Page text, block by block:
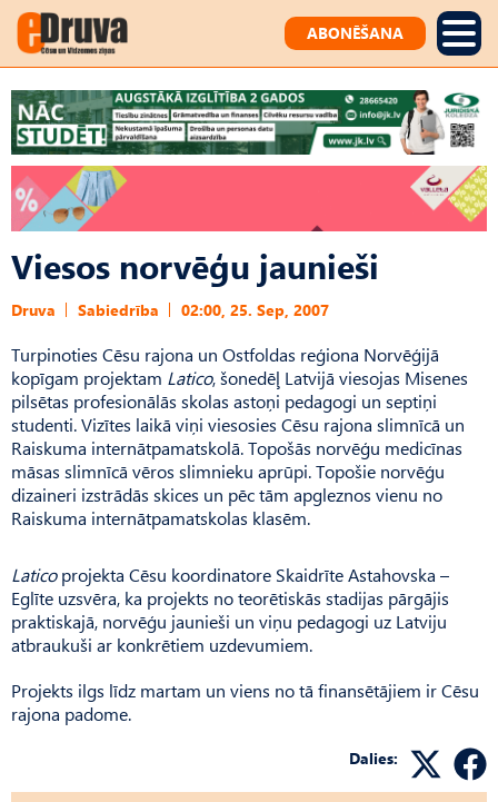
ABONĒŠANA
Viesos norvēģu jaunieši
Druva Sabiedrība 02:00, 25. Sep, 2007
Turpinoties Cēsu rajona un Ostfoldas reģiona Norvēģijā
kopīgam projektam Latico, šonedēļ Latvijā viesojas Misenes
pilsētas profesionālās skolas astoņi pedagogi un septiņi
studenti. Vizītes laikā viņi viesosies Cēsu rajona slimnīcā un
Raiskuma internātpamatskolā. Topošās norvēģu medicīnas
māsas slimnīcā vēros slimnieku aprūpi. Topošie norvēģu
dizaineri izstrādās skices un pēc tām apgleznos vienu no
Raiskuma internātpamatskolas klasēm.
Laticoprojekta Cēsu koordinatore Skaidrīte Astahovska –
Eglīte uzsvēra, ka projekts no teorētiskās stadijas pārgājis
praktiskajā, norvēģu jaunieši un viņu pedagogi uz Latviju
atbraukuši ar konkrētiem uzdevumiem.
Projekts ilgs līdz martam un viens no tā finansētājiem ir Cēsu
rajona padome.
Dalies: